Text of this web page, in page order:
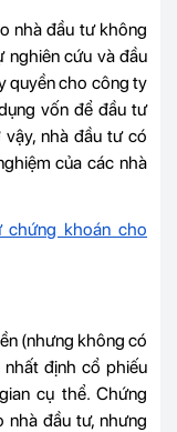
nhà đầu tư không
nghiên cứu và đầu
quyền cho công ty
vốn để đầu tư
nhà đầu tư có
của các nhà
khoán cho
(nhưng không có
định cổ phiếu
cụ thể. Chứng
nhà đầu tư, nhưng